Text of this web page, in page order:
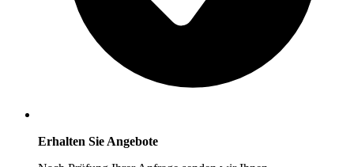
Erhalten Sie Angebote